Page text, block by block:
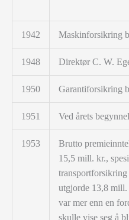
1942 Maskinforsikring
1948 Direktør C. W.
1950 Garantiforsikring
1951 Ved årets
1953
Brutto
15,5 mill. kr.,
utgjorde 13,8
var mer enn en
skulle vise seg å